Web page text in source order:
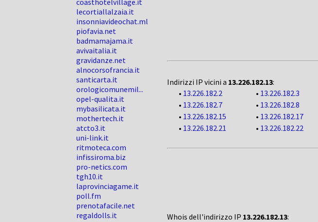
coasthotelvillage.it
lecortiallalzaia.it
insonniavideochat.ml
piofavia.net
badmamajama.it
avivaitalia.it
gravidanze.net
alnocorsofrancia.it
santicarta.it
orologicomunemil...
opel-qualita.it
mybasilicata.it
mothertech.it
atcto3.it
uni-link.it
ritmoteca.com
infissiroma.biz
pro-netics.com
tgh10.it
laprovinciagame.it
poll.fm
prenotafacile.net
regaldolls.it
Indirizzi IP vicini a 13.226.182.13:
• 13.226.182.2 • 13.226.182.3
• 13.226.182.7 • 13.226.182.8
• 13.226.182.15 • 13.226.182.17
• 13.226.182.21 • 13.226.182.22
Whois dell'indirizzo IP 13.226.182.13: